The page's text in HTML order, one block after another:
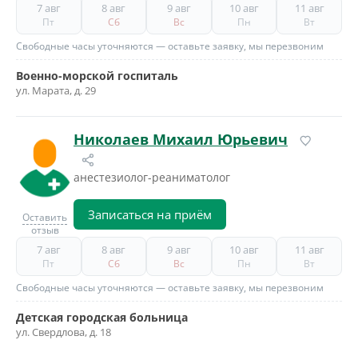
7 авг
Пт
8 авг
Сб
9 авг
Вс
10 авг
Пн
11 авг
Вт
Свободные часы уточняются — оставьте заявку, мы перезвоним
Военно-морской госпиталь
ул. Марата, д. 29
Оставить
отзыв
Николаев Михаил Юрьевич
анестезиолог-реаниматолог
Записаться на приём
7 авг
Пт
8 авг
Сб
9 авг
Вс
10 авг
Пн
11 авг
Вт
Свободные часы уточняются — оставьте заявку, мы перезвоним
Детская городская больница
ул. Свердлова, д. 18